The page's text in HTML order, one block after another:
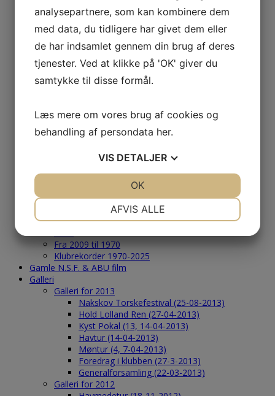
2005
2004
Årets Største & Klubrekorder
2026
2025
2024
2023
2020
2019
2018
2015
2013
2011
Fra 2009 til 1970
Klubrekorder 1970-2025
Gamle N.S.F. & ABU film
Galleri
Galleri for 2013
Nakskov Torskefestival (25-08-2013)
Hold Lolland Ren (27-04-2013)
Kyst Pokal (13, 14-04-2013)
Havtur (14-04-2013)
Møntur (4, 7-04-2013)
Foredrag i klubben (27-3-2013)
Generalforsamling (22-03-2013)
Galleri for 2012
analysepartnere, som kan kombinere dem
med data, du tidligere har givet dem eller
de har indsamlet gennem din brug af deres
tjenester. Ved at klikke på 'OK' giver du
samtykke til disse formål.
Læs mere om vores brug af cookies og
behandling af persondata her.
VIS DETALJER
MARKETING
AFVIS ALLE
OK